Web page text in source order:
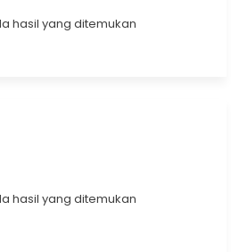
hasil yang ditemukan
hasil yang ditemukan